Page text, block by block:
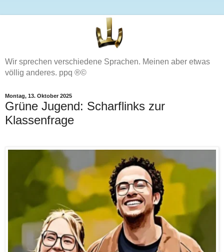
Wir sprechen verschiedene Sprachen. Meinen aber etwas
völlig anderes. ppq ®©
Montag, 13. Oktober 2025
Grüne Jugend: Scharflinks zur
Klassenfrage